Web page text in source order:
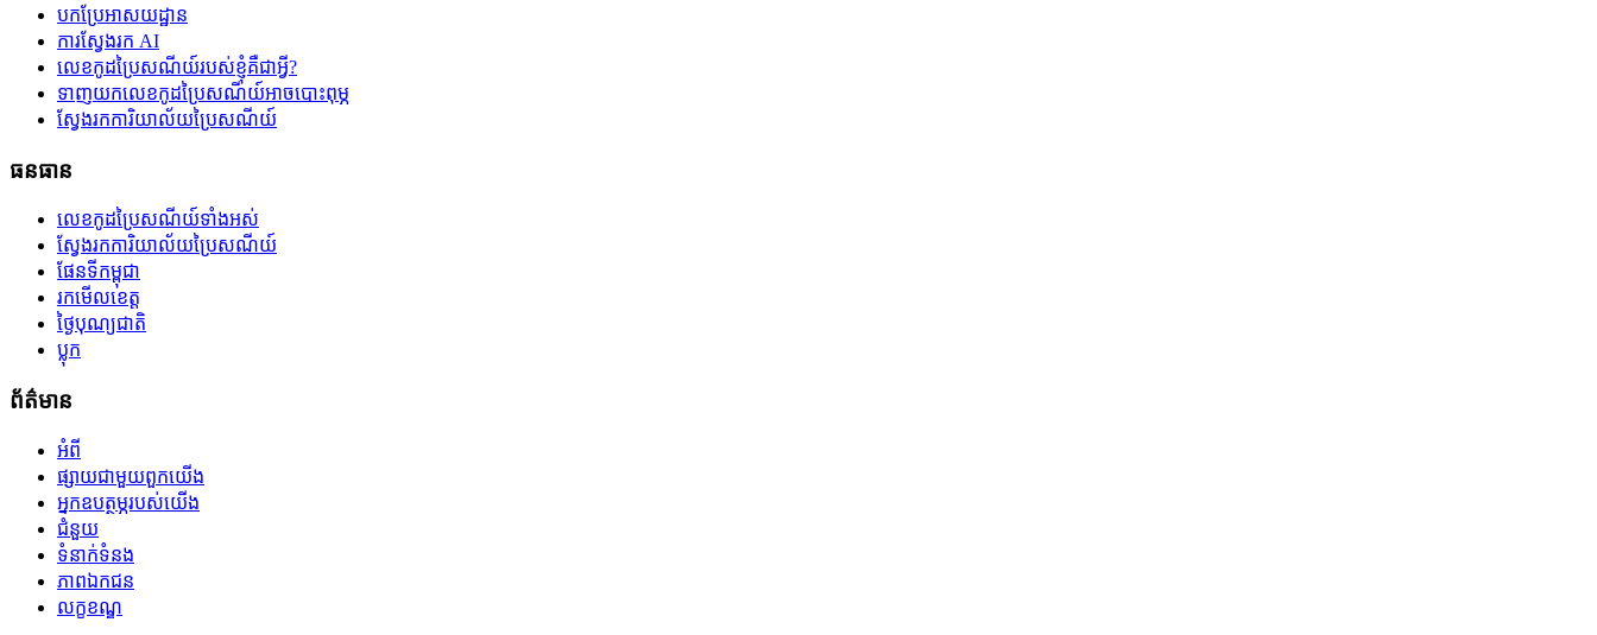
បកប្រែអាសយដ្ឋាន
ការស្វែងរក AI
លេខកូដប្រៃសណីយ៍របស់ខ្ញុំគឺជាអ្វី?
ទាញយកលេខកូដប្រៃសណីយ៍អាចបោះពុម្ភ
ស្វែងរកការិយាល័យប្រៃសណីយ៍
ធនធាន
លេខកូដប្រៃសណីយ៍ទាំងអស់
ស្វែងរកការិយាល័យប្រៃសណីយ៍
ផែនទីកម្ពុជា
រកមើលខេត្ត
ថ្ងៃបុណ្យជាតិ
ប្លុក
ព័ត៌មាន
អំពី
ផ្សាយជាមួយពួកយើង
អ្នកឧបត្ថម្ភរបស់យើង
ជំនួយ
ទំនាក់ទំនង
ភាពឯកជន
លក្ខខណ្ឌ